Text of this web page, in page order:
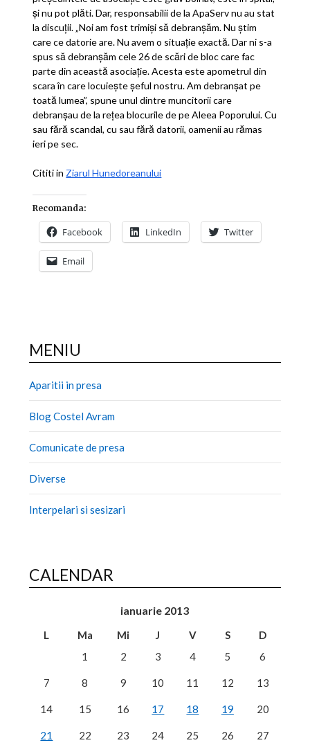
şi nu pot plăti. Dar, responsabilii de la ApaServ nu au stat
la discuţii. „Noi am fost trimişi să debranşăm. Nu ştim
care ce datorie are. Nu avem o situaţie exactă. Dar ni s-a
spus să debranşăm cele 26 de scări de bloc care fac
parte din această asociaţie. Acesta este apometrul din
scara în care locuieşte şeful nostru. Am debranşat pe
toată lumea”, spune unul dintre muncitorii care
debranşau de la reţea blocurile de pe Aleea Poporului. Cu
sau fără scandal, cu sau fără datorii, oamenii au rămas
ieri pe sec.
Cititi in Ziarul Hunedoreanului
Recomanda:
Facebook LinkedIn Twitter
Email
MENIU
Aparitii in presa
Blog Costel Avram
Comunicate de presa
Diverse
Interpelari si sesizari
CALENDAR
ianuarie 2013
L Ma Mi J V S
D
1
2 3 4 5 6
7 8 9 10 11 12 13
14 15 16 17 18 19 20
21 22 23 24 25 26 27